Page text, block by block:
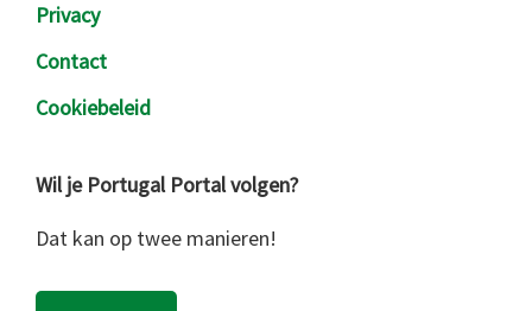
Privacy
Contact
Cookiebeleid
Wil je Portugal Portal volgen?
Dat kan op twee manieren!